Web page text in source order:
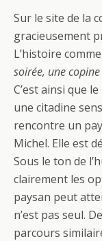
Sur le site de la
gracieusement
L’histoire
soirée, une
C’est ainsi que
une citadine
rencontre un
Michel. Elle est
Sous le ton de
clairement les
paysan peut
n’est pas seul.
parcours